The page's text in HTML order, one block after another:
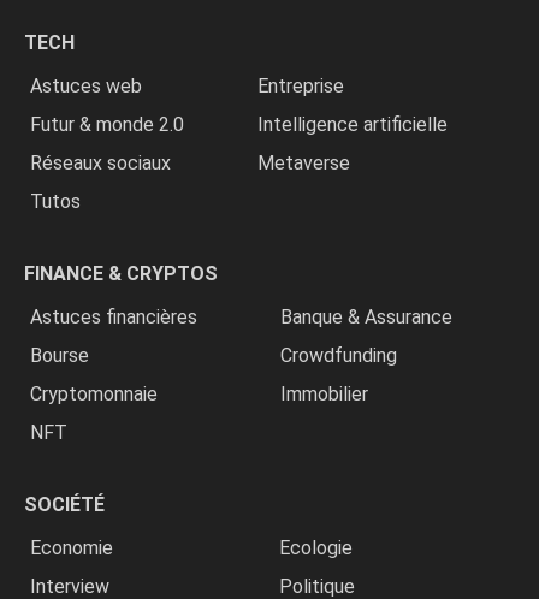
TECH
Astuces web
Entreprise
Futur & monde 2.0
Intelligence artificielle
Réseaux sociaux
Metaverse
Tutos
FINANCE & CRYPTOS
Astuces financières
Banque & Assurance
Bourse
Crowdfunding
Cryptomonnaie
Immobilier
NFT
SOCIÉTÉ
Economie
Ecologie
Interview
Politique